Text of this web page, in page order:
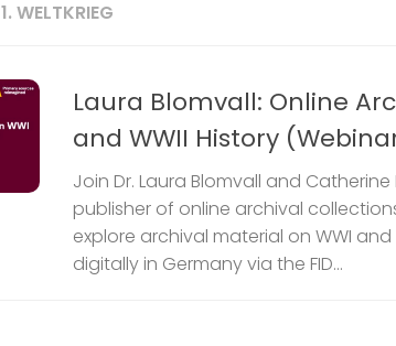
1. WELTKRIEG
Laura Blomvall: Online
and WWII History
Join Dr. Laura Blomvall and Catherine
publisher of online archival
explore archival material on WWI and
digitally in Germany via the FID...